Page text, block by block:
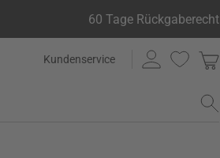
60 Tage Rückgaberecht
Kundenservice